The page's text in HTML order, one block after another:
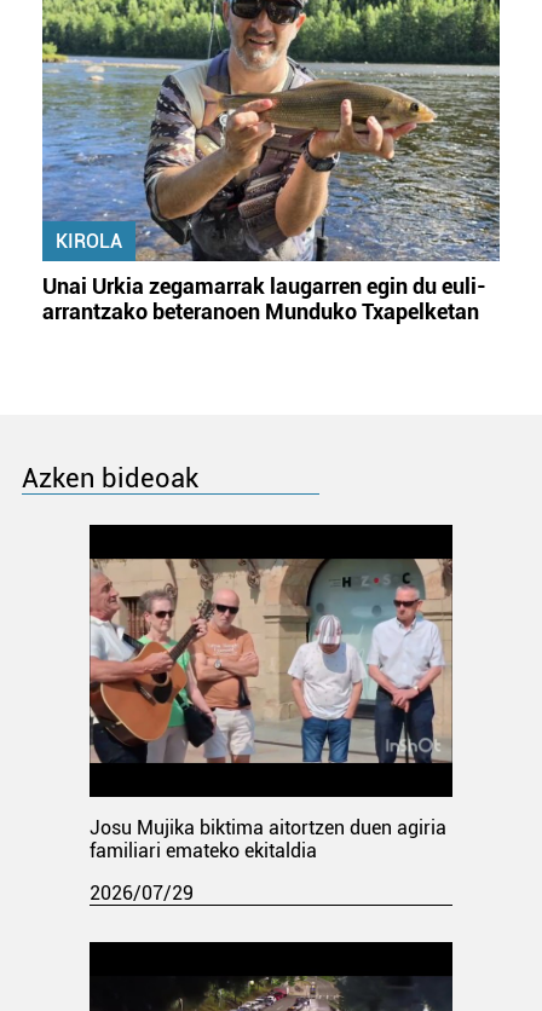
KIROLA
Unai Urkia zegamarrak laugarren egin du euli-
arrantzako beteranoen Munduko Txapelketan
Azken bideoak
Josu Mujika biktima aitortzen duen agiria
familiari emateko ekitaldia
2026/07/29